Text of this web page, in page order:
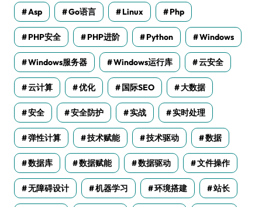
Asp Go语言 Linux Php
PHP安全 PHP进阶 Python Windows
Windows服务器 Windows运行库 云安全
云计算 优化 国际SEO 大数据
安全 安全防护 实战 实时处理
弹性计算 技术赋能 技术驱动 数据
数据库 数据赋能 数据驱动 文件操作
无障碍设计 机器学习 环境搭建 站长